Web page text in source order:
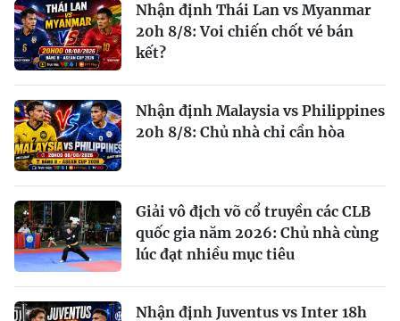
Nhận định Thái Lan vs Myanmar
20h 8/8: Voi chiến chốt vé bán
kết?
Nhận định Malaysia vs Philippines
20h 8/8: Chủ nhà chỉ cần hòa
Giải vô địch võ cổ truyền các CLB
quốc gia năm 2026: Chủ nhà cùng
lúc đạt nhiều mục tiêu
Nhận định Juventus vs Inter 18h